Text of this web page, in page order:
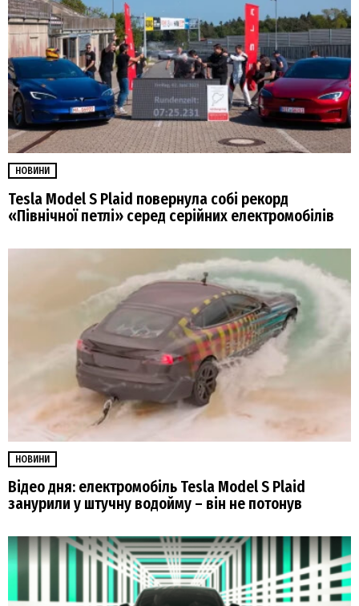
НОВИНИ
Tesla Model S Plaid повернула собі рекорд
«Північної петлі» серед серійних електромобілів
НОВИНИ
Відео дня: електромобіль Tesla Model S Plaid
занурили у штучну водойму – він не потонув